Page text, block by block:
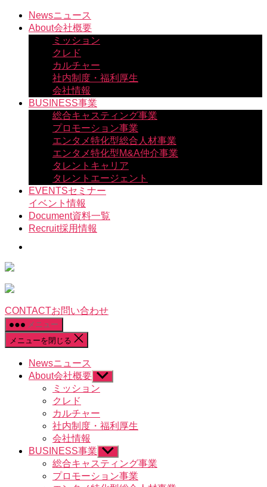
Newsニュース
About会社概要
ミッション
クレド
カルチャー
社内制度・福利厚生
会社情報
BUSINESS事業
総合キャスティング事業
プロモーション事業
エンタメ特化型総合人材事業
エンタメ特化型M&A仲介事業
タレントキャリア
タレントエージェント
EVENTSセミナー
イベント情報
Document資料一覧
Recruit採用情報
CONTACTお問い合わせ
メニュー
メニューを閉じる
Newsニュース
About会社概要 サ
ブ
ュ
ー
表
示
ミッション
クレド
カルチャー
社内制度・福利厚生
会社情報
BUSINESS事業 サ
ブ
メ
ニ
総合キャスティング事業
プロモーション事業